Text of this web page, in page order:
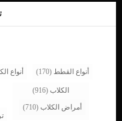
عند الكلاب .. مشكلة خطيرة وعلاج
الكلاب من فئة SSRI ضعف شديدخلل فى […]
أنواع القطط (170) أنواع
الكلاب (916)
أمراض الكلاب (710)